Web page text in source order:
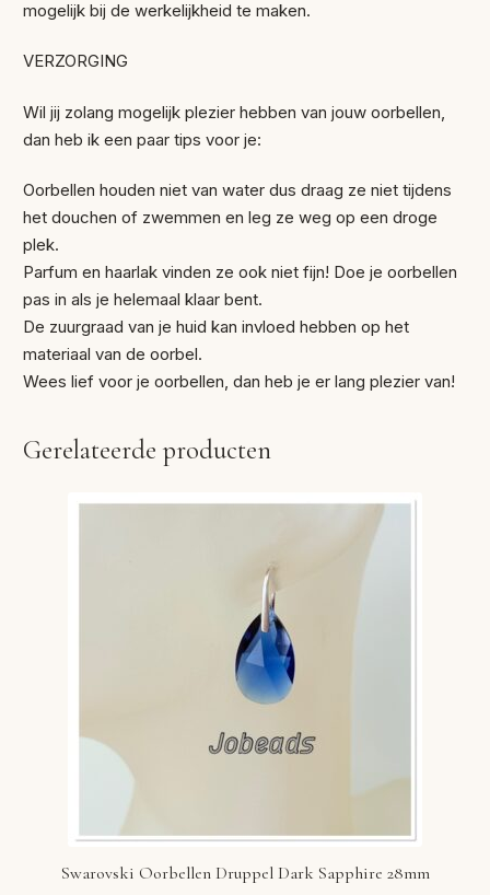
mogelijk bij de werkelijkheid te maken.
VERZORGING
Wil jij zolang mogelijk plezier hebben van jouw oorbellen,
dan heb ik een paar tips voor je:
Oorbellen houden niet van water dus draag ze niet tijdens
het douchen of zwemmen en leg ze weg op een droge
plek.
Parfum en haarlak vinden ze ook niet fijn! Doe je oorbellen
pas in als je helemaal klaar bent.
De zuurgraad van je huid kan invloed hebben op het
materiaal van de oorbel.
Wees lief voor je oorbellen, dan heb je er lang plezier van!
Gerelateerde producten
Swarovski Oorbellen Druppel Dark Sapphire 28mm